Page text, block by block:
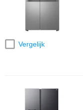
Vergelijk